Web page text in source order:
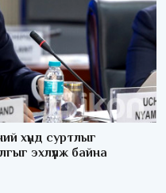
хүнд суртлыг
эхлүүлж байна